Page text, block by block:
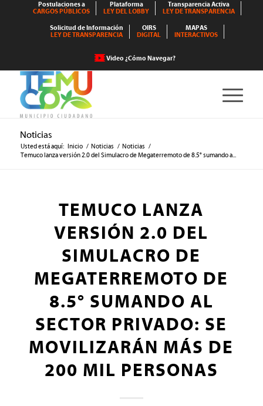
Postulaciones a
CARGOS PÚBLICOS
Plataforma
LEY DEL LOBBY
Transparencia Activa
LEY DE TRANSPARENCIA
Solicitud de Información
LEY DE TRANSPARENCIA
OIRS
DIGITAL
MAPAS
INTERACTIVOS
Video ¿Cómo Navegar?
Noticias
Usted está aquí: Inicio / Noticias / Noticias /
Temuco lanza versión 2.0 del Simulacro de Megaterremoto de 8.5° sumando a...
TEMUCO LANZA
VERSIÓN 2.0 DEL
SIMULACRO DE
MEGATERREMOTO DE
8.5° SUMANDO AL
SECTOR PRIVADO: SE
MOVILIZARÁN MÁS DE
200 MIL PERSONAS